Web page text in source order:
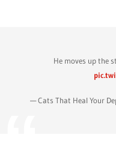
He moves up the
— Cats That Heal Your